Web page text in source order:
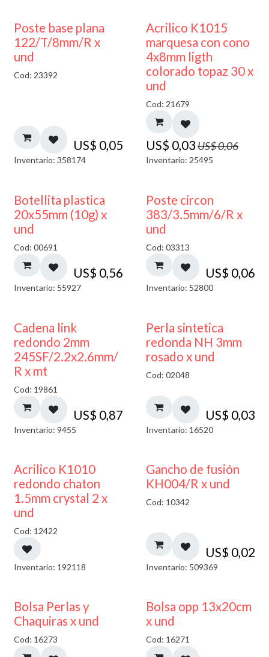
Poste base plana
122/T/8mm/R x
und
Cod: 23392
US$ 0,05
Inventario: 358174
50% DESCUENTO
Acrilico K1015
marquesa con cono
4x8mm ligth
colorado topaz 30 x
und
Cod: 21679
US$ 0,03US$0,06
Inventario: 25495
Botellita plastica
20x55mm (10g) x
und
Cod: 00691
US$ 0,56
Inventario: 55927
Poste circon
383/3.5mm/6/R x
und
Cod: 03313
US$ 0,06
Inventario: 52800
Cadena link
redondo 2mm
245SF/2.2x2.6mm/
R x mt
Cod: 19861
US$ 0,87
Inventario: 9455
Perla sintetica
redonda NH 3mm
rosado x und
Cod: 02048
US$ 0,03
Inventario: 16520
50% DESCUENTO
Acrilico K1010
redondo chaton
1.5mm crystal 2 x
und
Cod: 12422
Inventario: 192118
Gancho de fusión
KH004/R x und
Cod: 10342
US$ 0,02
Inventario: 509369
Bolsa Perlas y
Chaquiras x und
Cod: 16273
Bolsa opp 13x20cm
x und
Cod: 16271